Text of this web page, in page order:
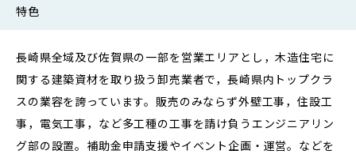
特色
長崎県全域及び佐賀県の一部を営業エリアとし，木造住宅に
関する建築資材を取り扱う卸売業者で，長崎県内トップクラ
スの業容を誇っています。販売のみならず外壁工事，住設工
事，電気工事，など多工種の工事を請け負うエンジニアリン
グ部の設置。補助金申請支援やイベント企画・運営。などを